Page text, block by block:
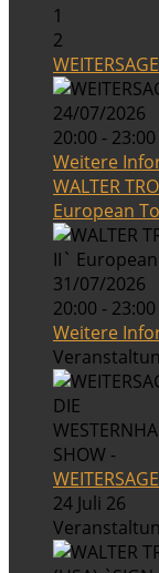
1
2
24/07/2026
20:00 - 23:00
Weitere
WALTER
European
31/07/2026
20:00 - 23:00
Weitere
24 Juli 26